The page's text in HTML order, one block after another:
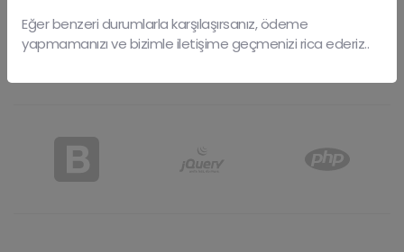
Eğer benzeri durumlarla karşılaşırsanız, ödeme
yapmamanızı ve bizimle iletişime geçmenizi rica ederiz..